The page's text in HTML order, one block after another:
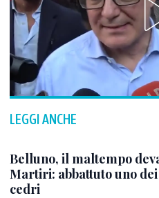
LEGGI ANCHE
Belluno, il maltempo
Martiri: abbattuto uno
cedri